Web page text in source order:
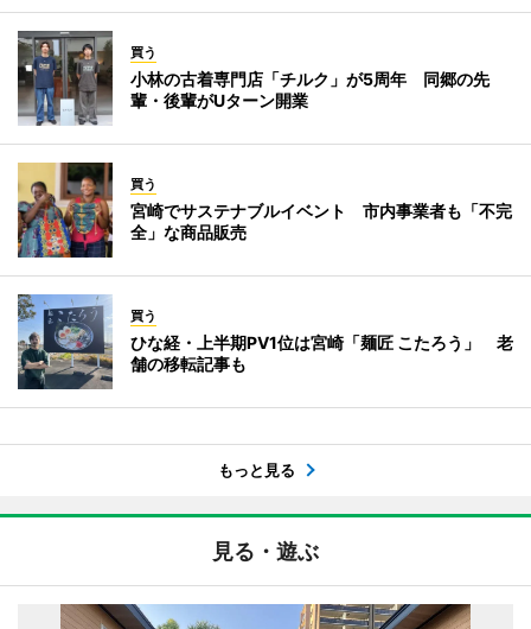
買う
小林の古着専門店「チルク」が5周年 同郷の先
輩・後輩がUターン開業
買う
宮崎でサステナブルイベント 市内事業者も「不完
全」な商品販売
買う
ひな経・上半期PV1位は宮崎「麺匠 こたろう」 老
舗の移転記事も
もっと見る
見る・遊ぶ